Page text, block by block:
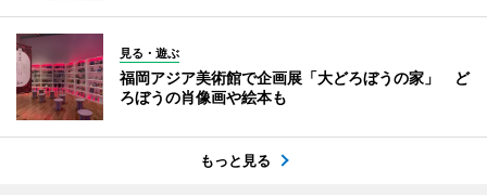
見る・遊ぶ
福岡アジア美術館で企画展「大どろぼうの家」 ど
ろぼうの肖像画や絵本も
もっと見る